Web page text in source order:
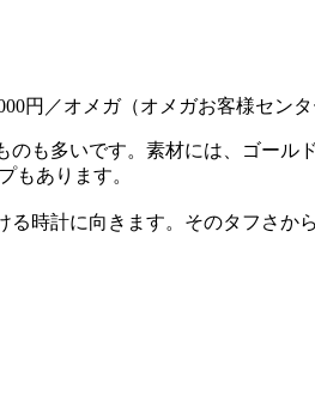
円／オメガ（オメガお客様センタ
も多いです。素材には、ゴール
もあります。
時計に向きます。そのタフさか